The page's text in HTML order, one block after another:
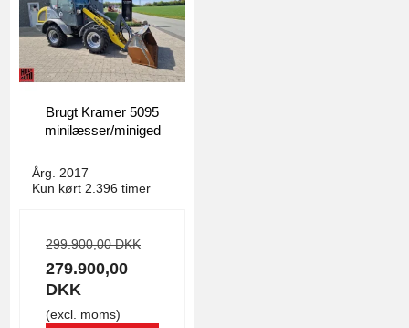
Brugt Kramer 5095
minilæsser/miniged
Årg. 2017
Kun kørt 2.396 timer
299.900,00 DKK
279.900,00
DKK
(excl. moms)